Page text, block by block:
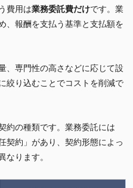
費用は業務委託費だけです。業
、報酬を支払う基準と支払額を
、専門性の高さなどに応じて設
絞り込むことでコストを削減で
約の種類です。業務委託には
契約」があり、契約形態によっ
なります。